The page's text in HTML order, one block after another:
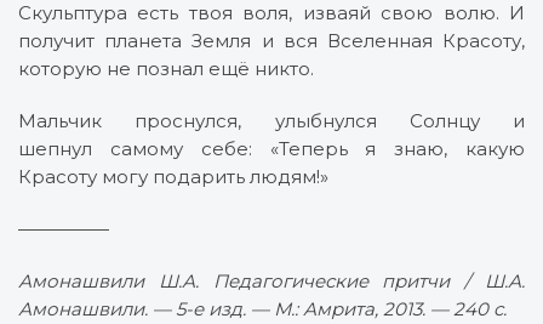
Скульптура есть твоя воля, изваяй свою волю. И
получит планета Земля и вся Вселенная Красоту,
которую не познал ещё никто.
Мальчик проснулся, улыбнулся Солнцу и
шепнул самому себе: «Теперь я знаю, какую
Красоту могу подарить людям!»
—————
Амонашвили Ш.А. Педагогические притчи / Ш.А.
Амонашвили. — 5-е изд. — М.: Амрита, 2013. — 240 с.